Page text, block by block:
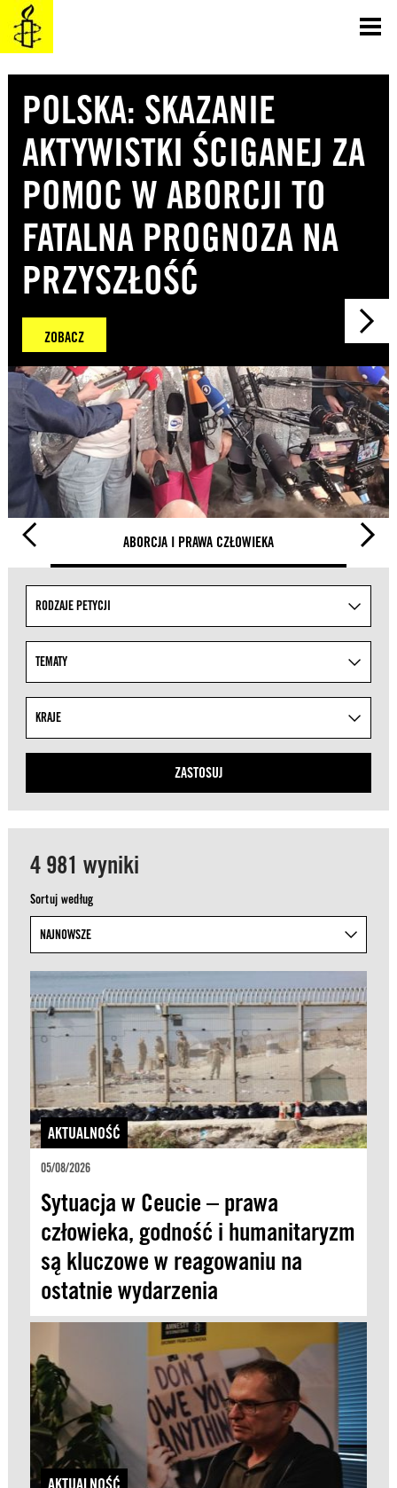
SKOCZ
DO
TREŚCI
POLSKA: SKAZANIE
AKTYWISTKI ŚCIGANEJ ZA
POMOC W ABORCJI TO
FATALNA PROGNOZA NA
PRZYSZŁOŚĆ
ZOBACZ
ABORCJA I PRAWA CZŁOWIEKA
Uściślaj wyniki wyszukiwania, określając tematy z
RODZAJE PETYCJI
TEMATY
KRAJE
ZASTOSUJ
4 981 wyniki
Sortuj według
AKTUALNOŚĆ
05/08/2026
Sytuacja w Ceucie – prawa
człowieka, godność i humanitaryzm
są kluczowe w reagowaniu na
ostatnie wydarzenia
AKTUALNOŚĆ